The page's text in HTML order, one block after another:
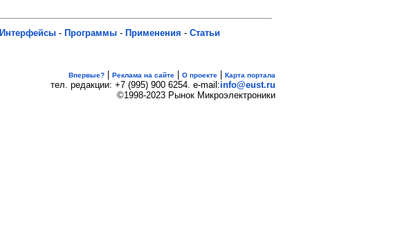
Интерфейсы - Программы - Применения - Статьи
Впервые? Реклама на сайте О проекте Карта портала
тел. редакции: +7 (995) 900 6254. e-mail:info@eust.ru
©1998-2023 Рынок Микроэлектроники